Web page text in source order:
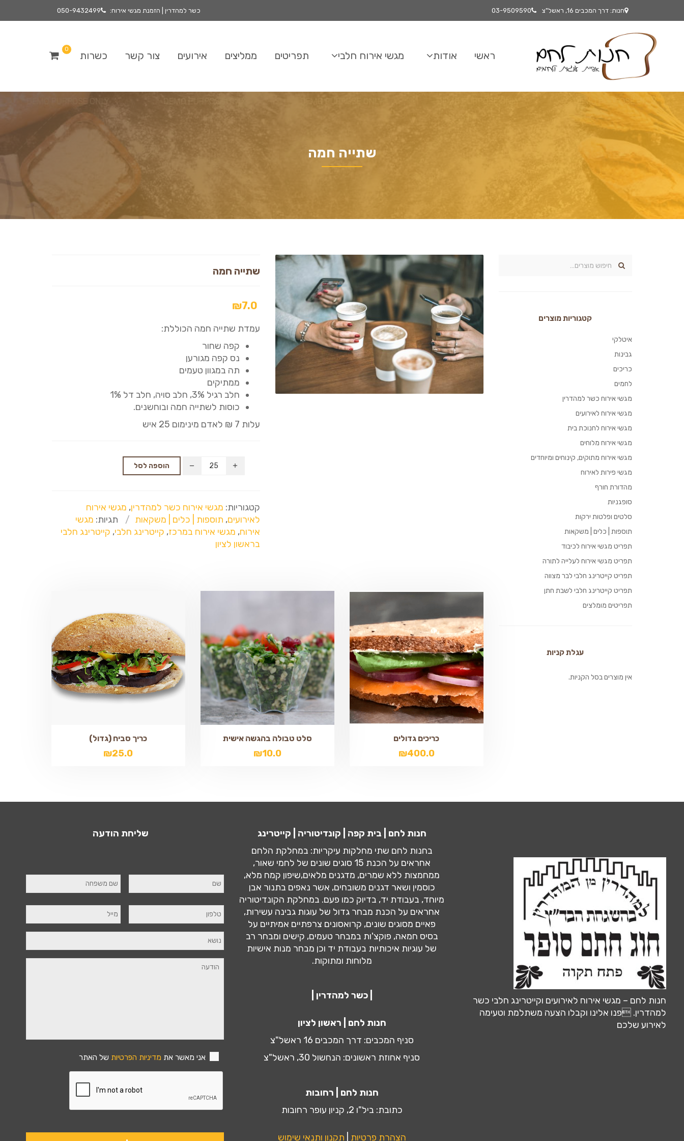
כשר למהדרין | הזמנת מגשי אירוח: 050-9432499 חנות: דרך המכבים 16, ראשל"צ 03-9509590
ראשי אודות מגשי אירוח חלבי תפריטים ממליצים אירועים צור קשר כשרות
0
שתייה חמה
שתייה חמה
₪7.0
עמדת שתייה חמה הכוללת:
קפה שחור
נס קפה מגורען
תה במגוון טעמים
ממתיקים
חלב רגיל 3%, חלב סויה, חלב דל 1%
כוסות לשתייה חמה ובוחשנים.
עלות 7 ₪ לאדם מינימום 25 איש
הוספה לסל
קטגוריות: מגשי אירוח כשר למהדרין, מגשי אירוח
לאירועים, תוספות | כלים | משקאות תגיות: מגשי
אירוח, מגשי אירוח במרכז, קייטרינג חלבי, קייטרינג חלבי
בראשון לציון
כריכים גדולים
₪400.0
סלט טבולה בהגשה אישית
₪10.0
כריך סביח (גדול)
₪25.0
קטגוריות מוצרים
איטלקי
גבינות
כריכים
לחמים
מגשי אירוח כשר למהדרין
מגשי אירוח לאירועים
מגשי אירוח לחנוכת בית
מגשי אירוח מלוחים
מגשי אירוח מתוקים, קינוחים ומיוחדים
מגשי פירות לאירוח
מהדורת חורף
סופגניות
סלטים ופלטות ירקות
תוספות | כלים | משקאות
תפריט מגשי אירוח לכיבוד
תפריט מגשי אירוח לעלייה לתורה
תפריט קייטרינג חלבי לבר מצווה
תפריט קייטרינג חלבי לשבת חתן
תפריטים מומלצים
עגלת קניות
אין מוצרים בסל הקניות.
שליחת הודעה
אני מאשר את מדיניות הפרטיות של האתר
חנות לחם | בית קפה | קונדיטוריה | קייטרינג
בחנות לחם שתי מחלקות עיקריות: במחלקת הלחם
אחראים על הכנת 15 סוגים שונים של לחמי שאור,
ממחמצות ללא שמרים, מדגנים מלאים,שיפון קמח מלא,
כוסמין ושאר דגנים משובחים, אשר נאפים בתנור אבן
מיוחד, בעבודת יד, בדיוק כמו פעם. במחלקת הקונדיטוריה
אחראים על הכנת מבחר גדול של עוגות גבינה עשירות,
פאיים מסוגים שונים, קרואסונים צרפתיים אמיתיים על
בסיס חמאה, פוקצ'ות במבחר טעמים, קישים ומבחר רב
של עוגיות איכותיות בעבודת יד וכן מבחר מנות אישיות
מלוחות ומתוקות.
| כשר למהדרין |
חנות לחם | ראשון לציון
סניף המכבים: דרך המכבים 16 ראשל"צ
סניף אחוזת ראשונים: הנחשול 30, ראשל"צ
חנות לחם | רחובות
כתובת: ביל"ו 2, קניון עופר רחובות
הצהרת פרטיות תקנון ותנאי שימוש
חנות לחם – מגשי אירוח לאירועים וקייטרינג חלבי כשר
למהדרין. פנו אלינו וקבלו הצעה משתלמת וטעימה
לאירוע שלכם